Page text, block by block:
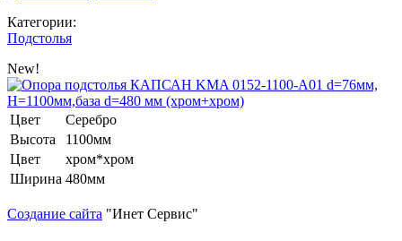
Категории:
Подстолья
New!
Цвет
Серебро
Высота
1100мм
Цвет
хром*хром
Ширина 480мм
Создание сайта "Инет Сервис"